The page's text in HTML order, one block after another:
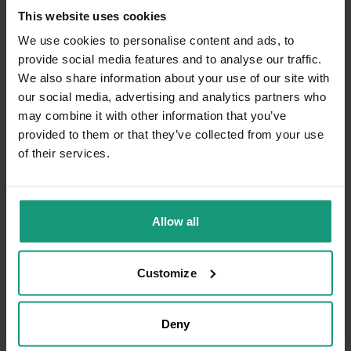
This website uses cookies
We use cookies to personalise content and ads, to
provide social media features and to analyse our traffic.
We also share information about your use of our site with
our social media, advertising and analytics partners who
may combine it with other information that you’ve
provided to them or that they’ve collected from your use
of their services.
Allow all
Customize
Deny
Dziękujemy bardzo za Twoją opinię! Twoja
recenzja wiele dla nas znaczy - dzięki niej
wiemy, że jesteśmy na właściwym torze :) Z
pozdrowieniami, obsługa sklepu.
zakup przeszedł bezproblemowo, oraz, że
możemy zapewnić odpowiednią obsługę tak
świetnym klientom. Dziękujemy raz jeszcze!
Anna zweryfikowano
5
Karma dla kotów na bazie świeżego mięsa.
Zawiera odpowiednią ilość białka. Niesamowita
smakowitość, kot zjada ze smakiem. Karma dla
bardzo aktywnych kotków. Koty jedzą aż im się
Karma do codziennego odżywiania kotów.